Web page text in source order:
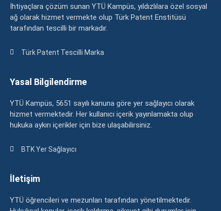
İhtiyaçlara çözüm sunan YTÜ Kampüs, yıldızlılara özel sosyal
ağ olarak hizmet vermekte olup Türk Patent Enstitüsü
tarafından tescilli bir markadır.
Türk Patent Tescilli Marka
Yasal Bilgilendirme
YTÜ Kampüs, 5651 sayılı kanuna göre yer sağlayıcı olarak
hizmet vermektedir. Her kullanıcı içerik yayınlamakta olup
hukuka aykırı içerikler için bize ulaşabilirsiniz.
BTK Yer Sağlayıcı
İletişim
YTÜ öğrencileri ve mezunları tarafından yönetilmektedir.